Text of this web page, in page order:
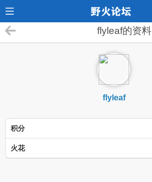
flyleaf的资料
flyleaf
积分
火花